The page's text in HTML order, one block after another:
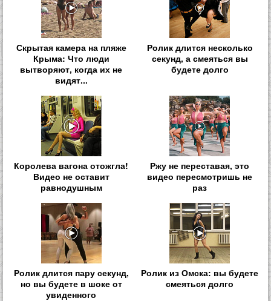
Скрытая камера на пляже
Крыма: Что люди
вытворяют, когда их не
видят...
Ролик длится несколько
секунд, а смеяться вы
будете долго
Королева вагона отожгла!
Видео не оставит
равнодушным
Ржу не переставая, это
видео пересмотришь не
раз
Ролик длится пару секунд,
но вы будете в шоке от
увиденного
Ролик из Омска: вы будете
смеяться долго